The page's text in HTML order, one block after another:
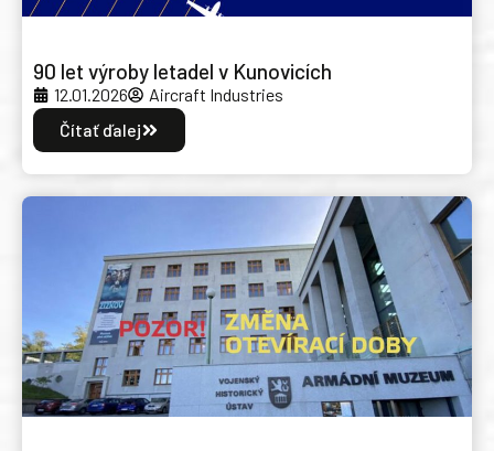
90 let výroby letadel v Kunovicích
12.01.2026
Aircraft Industries
Čítať ďalej